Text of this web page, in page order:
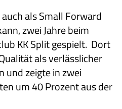
als Small Forward
zwei Jahre beim
KK Split gespielt. Dort
als verlässlicher
und zeigte in zwei
um 40 Prozent aus der